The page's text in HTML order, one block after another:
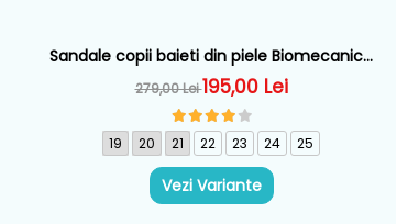
Sandale copii baieti din piele Biomecanics,
Albastru - 262126-A556
279,00 Lei195,00 Lei
19 20 21 22 23 24 25
Vezi Variante